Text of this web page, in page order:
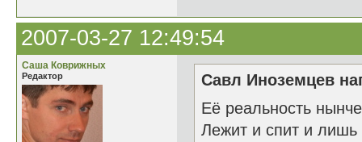
2007-03-27 12:49:54
Саша Коврижных
Редактор
Савл Иноземцев
Её реальность
Лежит и спит и лишь